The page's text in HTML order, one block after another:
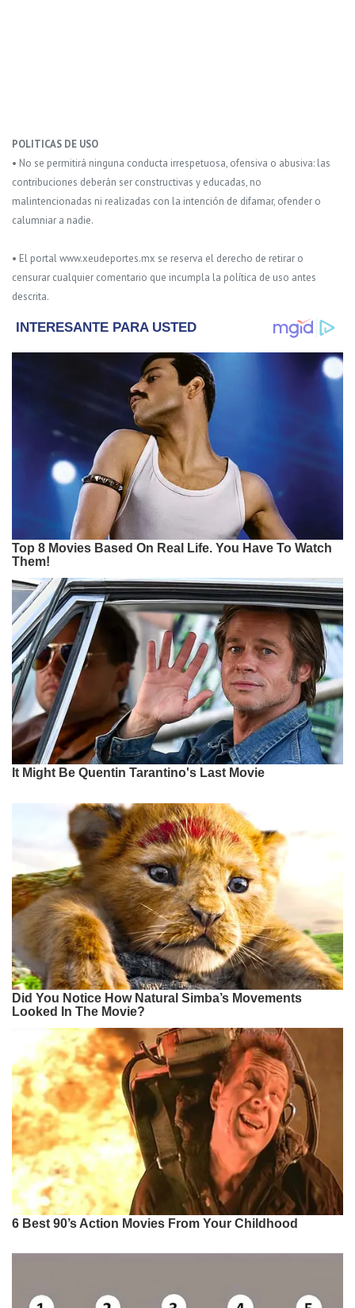
POLITICAS DE USO
• No se permitirá ninguna conducta irrespetuosa, ofensiva o abusiva: las
contribuciones deberán ser constructivas y educadas, no
malintencionadas ni realizadas con la intención de difamar, ofender o
calumniar a nadie.
• El portal www.xeudeportes.mx se reserva el derecho de retirar o
censurar cualquier comentario que incumpla la política de uso antes
descrita.